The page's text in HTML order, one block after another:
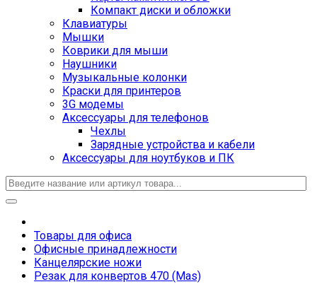
Компакт диски и обложки
Клавиатуры
Мышки
Коврики для мыши
Наушники
Музыкальные колонки
Краски для принтеров
3G модемы
Аксессуары для телефонов
Чехлы
Зарядные устройства и кабели
Аксессуары для ноутбуков и ПК
Товары для офиса
Офисные принадлежности
Канцелярские ножи
Резак для конвертов 470 (Mas)